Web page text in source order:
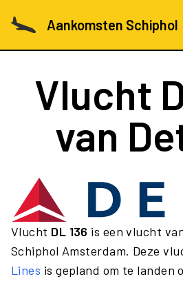
Aankomsten Schiphol
Vlucht
van
Vlucht DL 136 is een vlucht
Schiphol Amsterdam. Deze
Lines is gepland om te landen